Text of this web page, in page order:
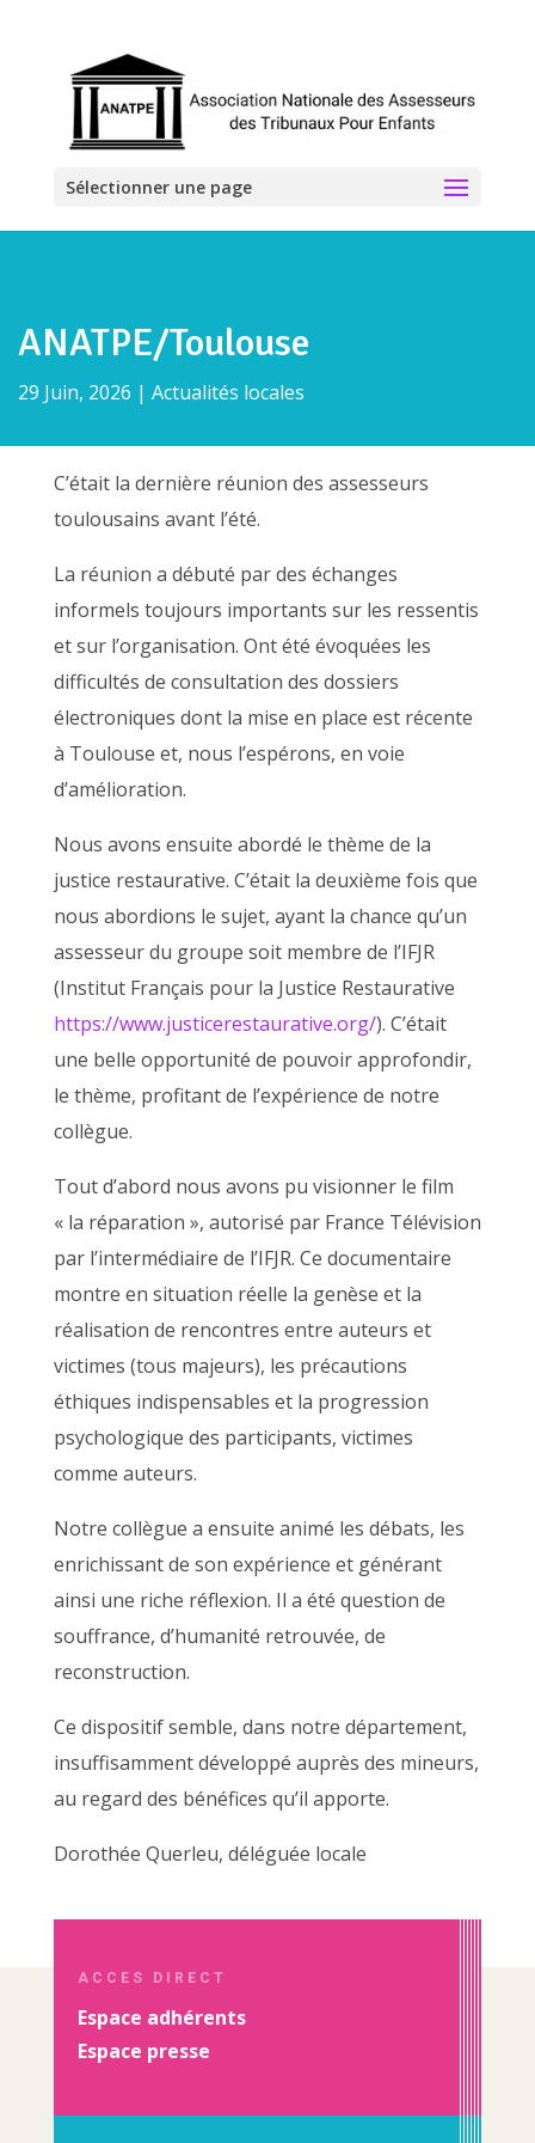
Sélectionner une page
ANATPE/Toulouse
29 Juin, 2026 | Actualités locales
C’était la dernière réunion des assesseurs
toulousains avant l’été.
La réunion a débuté par des échanges
informels toujours importants sur les ressentis
et sur l’organisation. Ont été évoquées les
difficultés de consultation des dossiers
électroniques dont la mise en place est récente
à Toulouse et, nous l’espérons, en voie
d’amélioration.
Nous avons ensuite abordé le thème de la
justice restaurative. C’était la deuxième fois que
nous abordions le sujet, ayant la chance qu’un
assesseur du groupe soit membre de l’IFJR
(Institut Français pour la Justice Restaurative
https://www.justicerestaurative.org/). C’était
une belle opportunité de pouvoir approfondir,
le thème, profitant de l’expérience de notre
collègue.
Tout d’abord nous avons pu visionner le film
« la réparation », autorisé par France Télévision
par l’intermédiaire de l’IFJR. Ce documentaire
montre en situation réelle la genèse et la
réalisation de rencontres entre auteurs et
victimes (tous majeurs), les précautions
éthiques indispensables et la progression
psychologique des participants, victimes
comme auteurs.
Notre collègue a ensuite animé les débats, les
enrichissant de son expérience et générant
ainsi une riche réflexion. Il a été question de
souffrance, d’humanité retrouvée, de
reconstruction.
Ce dispositif semble, dans notre département,
insuffisamment développé auprès des mineurs,
au regard des bénéfices qu’il apporte.
Dorothée Querleu, déléguée locale
ACCES DIRECT
Espace adhérents
Espace presse